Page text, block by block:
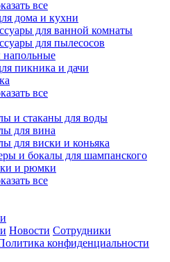
все
дома и кухни
для ванной комнаты
для пылесосов
пикника и дачи
все
и стаканы для воды
для вина
для виски и коньяка
и бокалы для шампанского
и рюмки
все
Новости Сотрудники
конфиденциальности